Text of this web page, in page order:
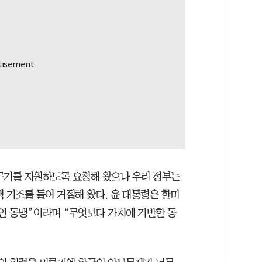
를 지원하도록 요청해 왔으나 우리 정부는
조를 들어 거절해 왔다. 윤 대통령은 한미
동맹”이라며 “무엇보다 가치에 기반한 동